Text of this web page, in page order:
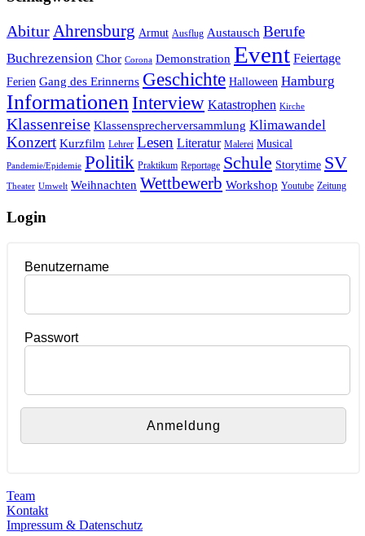
Abitur Ahrensburg Armut Ausflug Austausch Berufe
Buchrezension Chor Corona Demonstration Event Feiertage
Ferien Gang des Erinnerns Geschichte Halloween Hamburg
Informationen Interview Katastrophen Kirche
Klassenreise Klassensprecherversammlung Klimawandel
Konzert Kurzfilm Lehrer Lesen Literatur Malerei Musical
Pandemie/Epidemie Politik Praktikum Reportage Schule Storytime SV
Theater Umwelt Weihnachten Wettbewerb Workshop Youtube Zeitung
Login
Benutzername
Passwort
Team
Kontakt
Impressum & Datenschutz